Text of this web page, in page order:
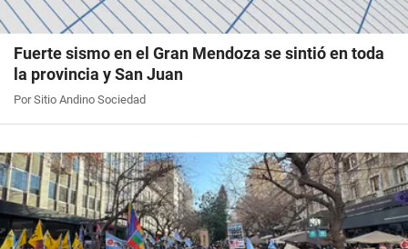
Fuerte sismo en el Gran Mendoza se sintió en toda
la provincia y San Juan
Por Sitio Andino Sociedad